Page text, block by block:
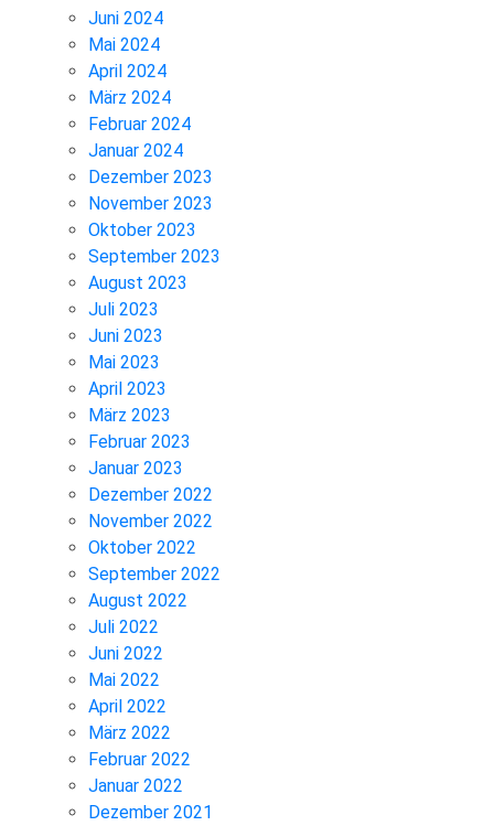
Juni 2024
Mai 2024
April 2024
März 2024
Februar 2024
Januar 2024
Dezember 2023
November 2023
Oktober 2023
September 2023
August 2023
Juli 2023
Juni 2023
Mai 2023
April 2023
März 2023
Februar 2023
Januar 2023
Dezember 2022
November 2022
Oktober 2022
September 2022
August 2022
Juli 2022
Juni 2022
Mai 2022
April 2022
März 2022
Februar 2022
Januar 2022
Dezember 2021